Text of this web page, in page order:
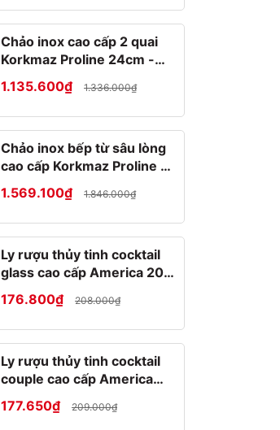
Chảo inox cao cấp 2 quai
Korkmaz Proline 24cm -
A1192
1.135.600₫ 1.336.000₫
Chảo inox bếp từ sâu lòng
cao cấp Korkmaz Proline 2
lít - Ø20x7cm - A1175
1.569.100₫ 1.846.000₫
Ly rượu thủy tinh cocktail
glass cao cấp America 20s
25cl
176.800₫ 208.000₫
Ly rượu thủy tinh cocktail
couple cao cấp America
20s 22cl
177.650₫ 209.000₫